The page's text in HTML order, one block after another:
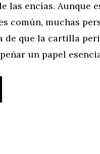
las encías. Aunque
común, muchas
de que la cartilla
un papel